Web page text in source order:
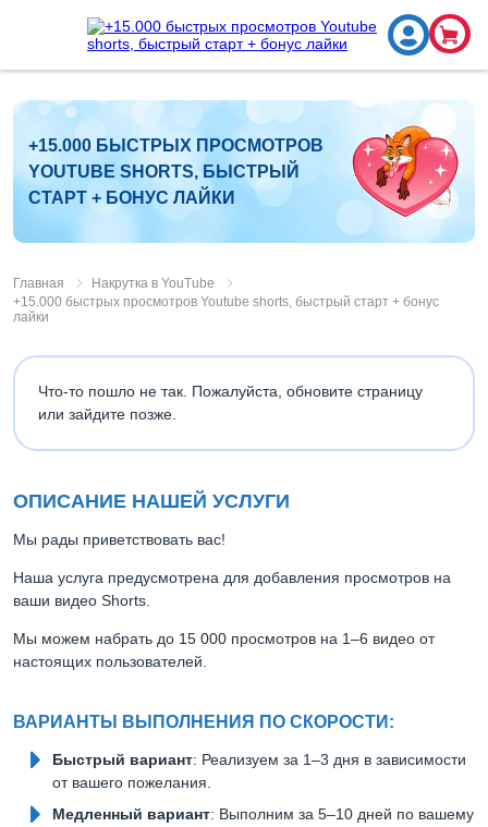
+15.000 БЫСТРЫХ ПРОСМОТРОВ
YOUTUBE SHORTS, БЫСТРЫЙ
СТАРТ + БОНУС ЛАЙКИ
Главная
Накрутка в YouTube
+15.000 быстрых просмотров Youtube shorts, быстрый старт + бонус
лайки
Что-то пошло не так. Пожалуйста, обновите страницу
или зайдите позже.
ОПИСАНИЕ НАШЕЙ УСЛУГИ
Мы рады приветствовать вас!
Наша услуга предусмотрена для добавления просмотров на
ваши видео Shorts.
Мы можем набрать до 15 000 просмотров на 1–6 видео от
настоящих пользователей.
ВАРИАНТЫ ВЫПОЛНЕНИЯ ПО СКОРОСТИ:
Быстрый вариант: Реализуем за 1–3 дня в зависимости
от вашего пожелания.
Медленный вариант: Выполним за 5–10 дней по вашему